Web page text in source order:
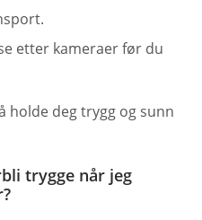
etter kameraer før du
holde deg trygg og sunn
trygge når jeg